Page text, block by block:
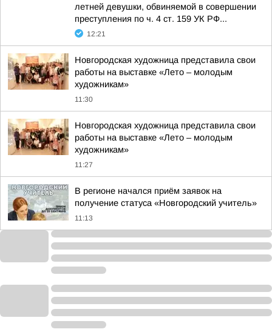
летней девушки, обвиняемой в совершении
преступления по ч. 4 ст. 159 УК РФ...
12:21
Новгородская художница представила свои
работы на выставке «Лето – молодым
художникам»
11:30
Новгородская художница представила свои
работы на выставке «Лето – молодым
художникам»
11:27
В регионе начался приём заявок на
получение статуса «Новгородский учитель»
11:13